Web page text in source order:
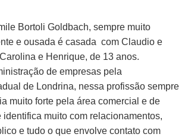
Bortoli Goldbach, sempre muito
e ousada é casada com Claudio e
e Henrique, de 13 anos.
de empresas pela
de Londrina, nessa profissão sempre
muito forte pela área comercial e de
identifica muito com relacionamentos,
e tudo o que envolve contato com